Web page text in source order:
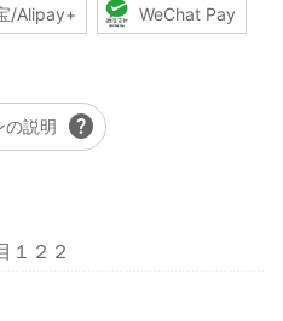
/Alipay+ WeChat Pay
の説明 help
１２２